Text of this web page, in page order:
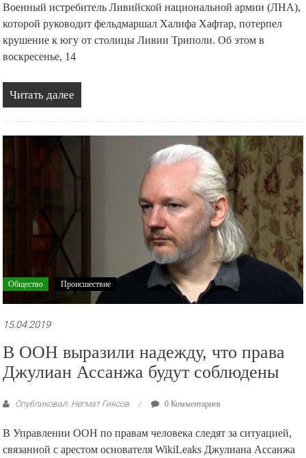
Военный истребитель Ливийской национальной армии (ЛНА),
которой руководит фельдмаршал Халифа Хафтар, потерпел
крушение к югу от столицы Ливии Триполи. Об этом в
воскресенье, 14
Читать далее
Общество Происшествие
15.04.2019
В ООН выразили надежду, что права
Джулиан Ассанжа будут соблюдены
Опубликовал: Негмат Гиясов 0 Комментариев
В Управлении ООН по правам человека следят за ситуацией,
связанной с арестом основателя WikiLeaks Джулиана Ассанжа